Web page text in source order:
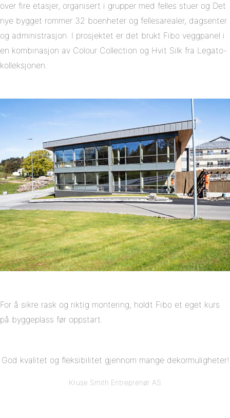
over fire etasjer, organisert i grupper med felles stuer og Det
nye bygget rommer 32 boenheter og fellesarealer, dagsenter
og administrasjon. I prosjektet er det brukt Fibo veggpanel i
en kombinasjon av Colour Collection og Hvit Silk fra Legato-
kolleksjonen.
For å sikre rask og riktig montering, holdt Fibo et eget kurs
på byggeplass før oppstart.
God kvalitet og fleksibilitet gjennom mange dekormuligheter!
Kruse Smith Entreprenør AS